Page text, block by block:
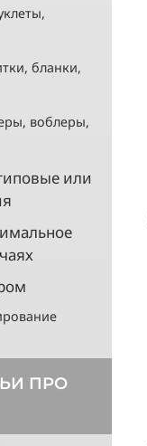
бланки,
воблеры,
или
ПРО